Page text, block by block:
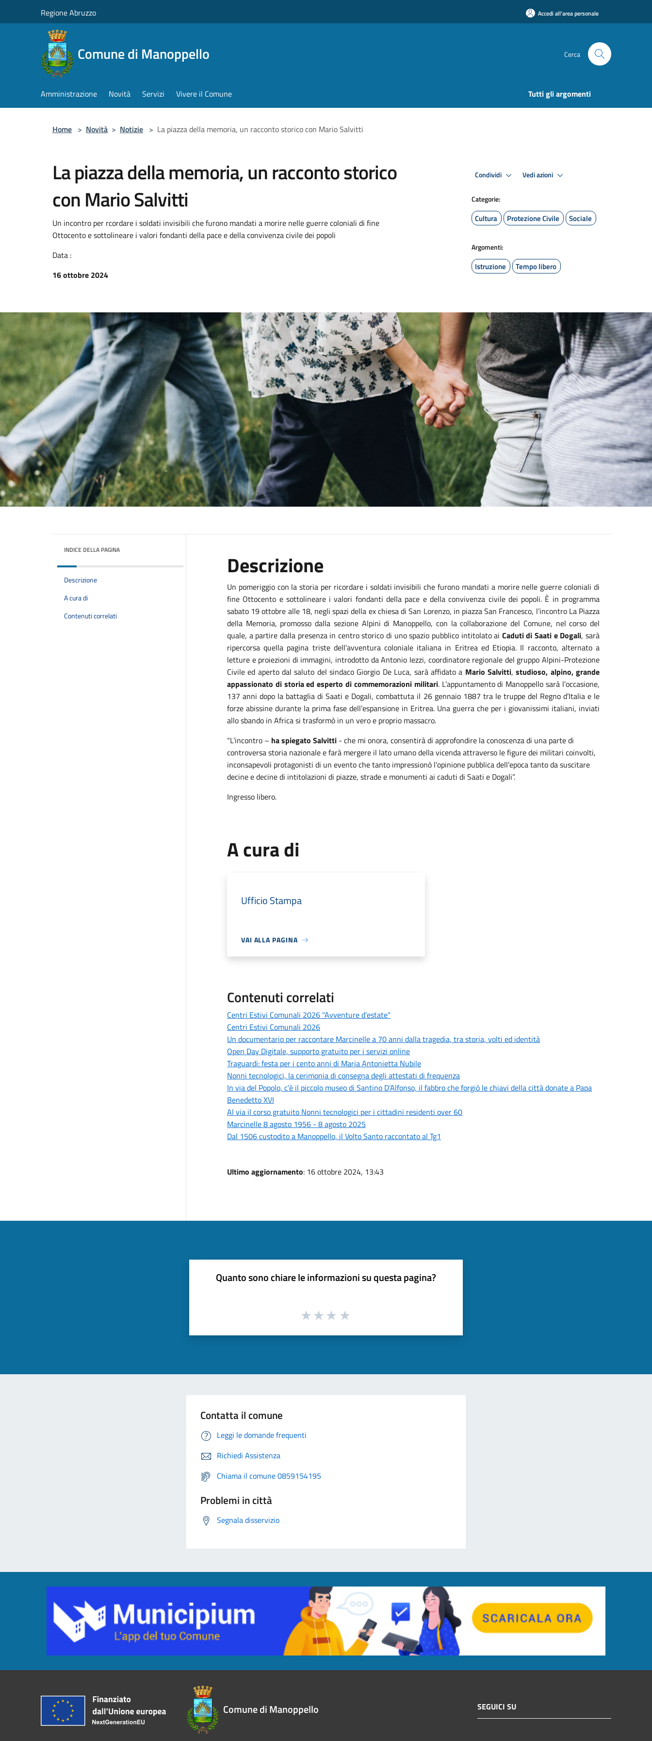
Regione Abruzzo Accedi all'area personale
Comune di Manoppello Cerca
Amministrazione Novità Servizi Vivere il Comune Tutti gli argomenti
Home > Novità > Notizie > La piazza della memoria, un racconto storico con Mario Salvitti
La piazza della memoria, un racconto storico
con Mario Salvitti
Un incontro per rcordare i soldati invisibili che furono mandati a morire nelle guerre coloniali di fine
Ottocento e sottolineare i valori fondanti della pace e della convivenza civile dei popoli
Data :
16 ottobre 2024
Condividi Vedi azioni
Categorie:
Cultura Protezione Civile Sociale
Argomenti:
Istruzione Tempo libero
INDICE DELLA PAGINA
Descrizione
A cura di
Contenuti correlati
Descrizione
Un pomeriggio con la storia per ricordare i soldati invisibili che furono mandati a morire nelle guerre coloniali di
fine Ottocento e sottolineare i valori fondanti della pace e della convivenza civile dei popoli. È in programma
sabato 19 ottobre alle 18, negli spazi della ex chiesa di San Lorenzo, in piazza San Francesco, l’incontro La Piazza
della Memoria, promosso dalla sezione Alpini di Manoppello, con la collaborazione del Comune, nel corso del
quale, a partire dalla presenza in centro storico di uno spazio pubblico intitolato ai Caduti di Saati e Dogali, sarà
ripercorsa quella pagina triste dell’avventura coloniale italiana in Eritrea ed Etiopia. Il racconto, alternato a
letture e proiezioni di immagini, introdotto da Antonio Iezzi, coordinatore regionale del gruppo Alpini-Protezione
Civile ed aperto dal saluto del sindaco Giorgio De Luca, sarà affidato a Mario Salvitti,studioso, alpino, grande
appassionato di storia ed esperto di commemorazioni militari. L’appuntamento di Manoppello sarà l’occasione,
137 anni dopo la battaglia di Saati e Dogali, combattuta il 26 gennaio 1887 tra le truppe del Regno d’Italia e le
forze abissine durante la prima fase dell’espansione in Eritrea. Una guerra che per i giovanissimi italiani, inviati
allo sbando in Africa si trasformò in un vero e proprio massacro.
“L’incontro – ha spiegato Salvitti- che mi onora, consentirà di approfondire la conoscenza di una parte di
controversa storia nazionale e farà mergere il lato umano della vicenda attraverso le figure dei militari coinvolti,
inconsapevoli protagonisti di un evento che tanto impressionò l’opinione pubblica dell’epoca tanto da suscitare
decine e decine di intitolazioni di piazze, strade e monumenti ai caduti di Saati e Dogali”.
Ingresso libero.
A cura di
Ufficio Stampa
VAI ALLA PAGINA
Contenuti correlati
Centri Estivi Comunali 2026 "Avventure d’estate"
Centri Estivi Comunali 2026
Un documentario per raccontare Marcinelle a 70 anni dalla tragedia, tra storia, volti ed identità
Open Day Digitale, supporto gratuito per i servizi online
Traguardi: festa per i cento anni di Maria Antonietta Nubile
Nonni tecnologici, la cerimonia di consegna degli attestati di frequenza
In via del Popolo, c’è il piccolo museo di Santino D’Alfonso, il fabbro che forgiò le chiavi della città donate a Papa
Benedetto XVI
Al via il corso gratuito Nonni tecnologici per i cittadini residenti over 60
Marcinelle 8 agosto 1956 - 8 agosto 2025
Dal 1506 custodito a Manoppello, il Volto Santo raccontato al Tg1
Ultimo aggiornamento: 16 ottobre 2024, 13:43
Quanto sono chiare le informazioni su questa pagina?
Contatta il comune
Leggi le domande frequenti
Richiedi Assistenza
Chiama il comune 0859154195
Problemi in città
Segnala disservizio
Comune di Manoppello SEGUICI SU